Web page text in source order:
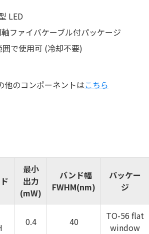
LED
ファイバケーブル付パッケージ
で使用可 (冷却不要)
のコンポーネントはこちら
最小
出力
(mW)
バンド幅
FWHM(nm)
パッケー
ジ
0.4 40
TO-56 flat
window